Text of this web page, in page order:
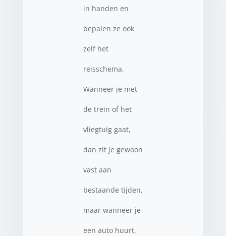
in handen en
bepalen ze ook
zelf het
reisschema.
Wanneer je met
de trein of het
vliegtuig gaat,
dan zit je gewoon
vast aan
bestaande tijden,
maar wanneer je
een auto huurt,